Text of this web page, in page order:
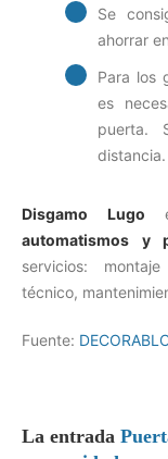
Se
ahorrar
Para los
es
puerta.
distancia.
Disgamo Lugo
automatismos y
servicios:
técnico,
Fuente:
La entrada